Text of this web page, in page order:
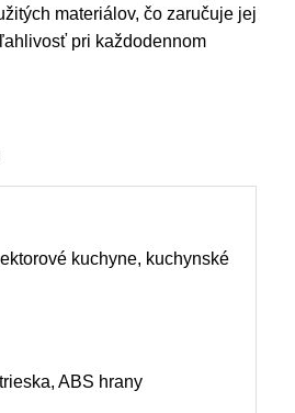
materiálov, čo zaručuje jej
pri každodennom
kuchyne, kuchynské
ABS hrany